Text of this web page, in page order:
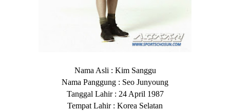
Nama Asli : Kim Sanggu
Nama Panggung : Seo Junyoung
Tanggal Lahir : 24 April 1987
Tempat Lahir : Korea Selatan